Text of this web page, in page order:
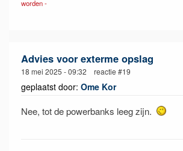
worden -
Advies voor exterme opslag
18 mei 2025 - 09:32 reactie #19
geplaatst door: Ome Kor
Nee, tot de powerbanks leeg zijn.